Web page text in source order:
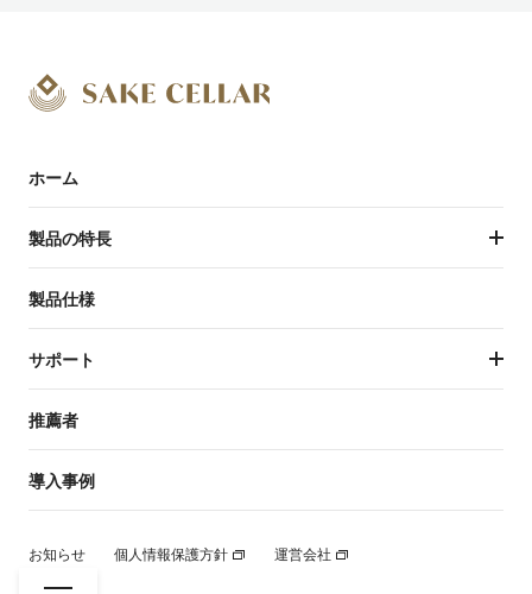
ホーム
製品の特長
製品の特長トップ
庫内設計
ワインとの併用
開発者
製品仕様
サポート
サポートトップ
推薦者
導入事例
お知らせ 個人情報保護方針 運営会社